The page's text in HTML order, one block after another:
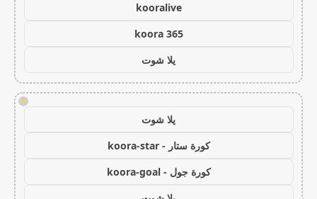
kooralive
koora 365
يلا شوت
!
يلا شوت
كورة ستار - koora-star
كورة جول - koora-goal